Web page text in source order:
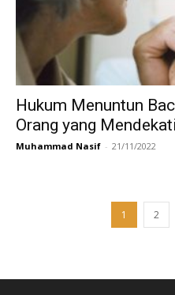
Hukum Menuntun
Orang yang
Muhammad Nasif - 21/11/2022
1 2